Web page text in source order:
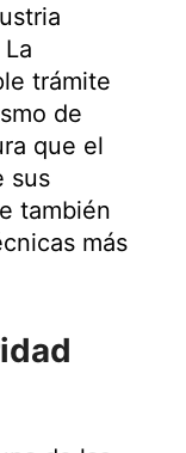
trámite
de
que el
sus
también
más